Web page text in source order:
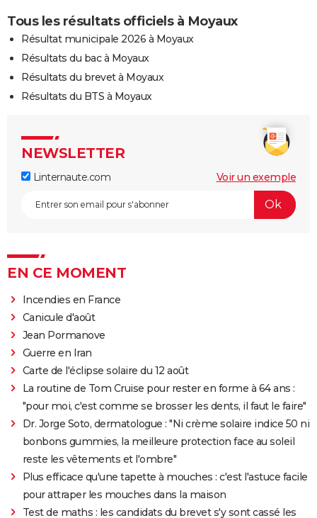
Tous les résultats officiels à Moyaux
Résultat municipale 2026 à Moyaux
Résultats du bac à Moyaux
Résultats du brevet à Moyaux
Résultats du BTS à Moyaux
NEWSLETTER
Linternaute.com Voir un exemple
EN CE MOMENT
Incendies en France
Canicule d'août
Jean Pormanove
Guerre en Iran
Carte de l'éclipse solaire du 12 août
La routine de Tom Cruise pour rester en forme à 64 ans :
"pour moi, c'est comme se brosser les dents, il faut le faire"
Dr. Jorge Soto, dermatologue : "Ni crème solaire indice 50 ni
bonbons gummies, la meilleure protection face au soleil
reste les vêtements et l'ombre"
Plus efficace qu'une tapette à mouches : c'est l'astuce facile
pour attraper les mouches dans la maison
Test de maths : les candidats du brevet s'y sont cassé les